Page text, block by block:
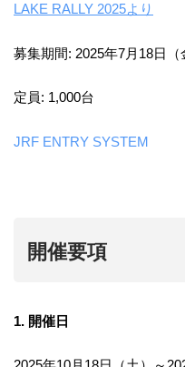
LAKE RALLY 2025より
募集期間: 2025年7月18日
定員: 1,000台
JRF ENTRY SYSTEM
開催要項
1. 開催日